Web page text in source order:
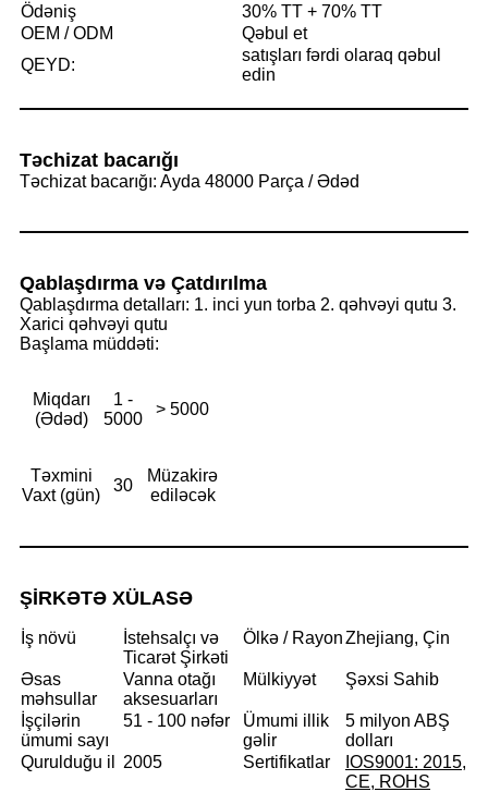
Ödəniş
30% TT + 70% TT
OEM / ODM
Qəbul et
QEYD:
satışları fərdi olaraq qəbul
edin
Təchizat bacarığı
Təchizat bacarığı: Ayda 48000 Parça / Ədəd
Qablaşdırma və Çatdırılma
Qablaşdırma detalları: 1. inci yun torba 2. qəhvəyi qutu 3.
Xarici qəhvəyi qutu
Başlama müddəti:
Miqdarı
(Ədəd)
1 -
5000
> 5000
Təxmini
Vaxt (gün)
30
Müzakirə
ediləcək
ŞİRKƏTƏ XÜLASƏ
İş növü
İstehsalçı və
Ticarət Şirkəti
Ölkə / RayonZhejiang, Çin
Əsas
məhsullar
Vanna otağı
aksesuarları
Mülkiyyət Şəxsi Sahib
İşçilərin
ümumi sayı
51 - 100 nəfər
Ümumi illik
gəlir
5 milyon ABŞ
dolları
Qurulduğu il
2005 Sertifikatlar
IOS9001: 2015,
CE, ROHS